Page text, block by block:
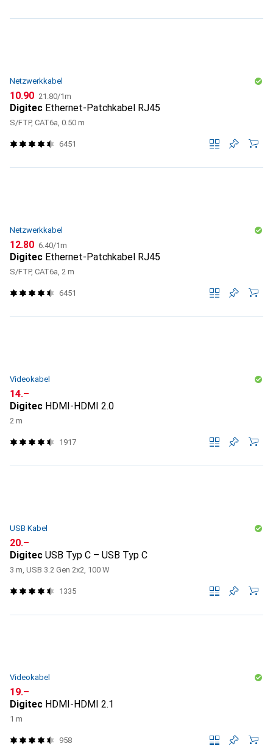
Netzwerkkabel
CHF
10.90 CHF
21.80/1m
Digitec Ethernet-Patchkabel RJ45
S/FTP, CAT6a, 0.50 m
6451
Netzwerkkabel
CHF
12.80 CHF
6.40/1m
Digitec Ethernet-Patchkabel RJ45
S/FTP, CAT6a, 2 m
6451
Videokabel
CHF
14.–
Digitec HDMI-HDMI 2.0
2 m
1917
USB Kabel
CHF
20.–
Digitec USB Typ C – USB Typ C
3 m, USB 3.2 Gen 2x2, 100 W
1335
Videokabel
CHF
19.–
Digitec HDMI-HDMI 2.1
1 m
958